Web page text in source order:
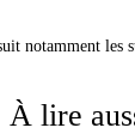
notamment
À lire